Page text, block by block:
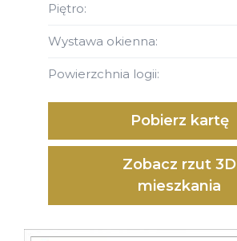
Piętro:
Wystawa okienna:
Powierzchnia logii:
Pobierz kartę
Zobacz rzut 3D
mieszkania